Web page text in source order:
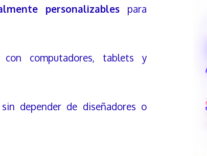
personalizablespara
con computadores, tablets y
depender de diseñadores o